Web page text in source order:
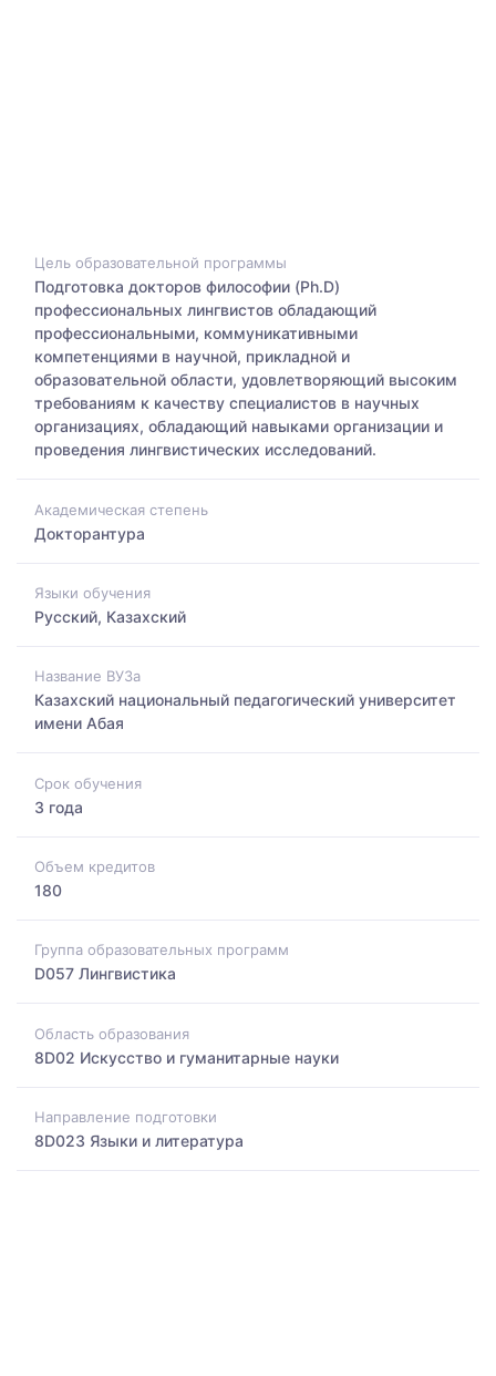
Цель образовательной программы
Подготовка докторов философии (Ph.D)
профессиональных лингвистов обладающий
профессиональными, коммуникативными
компетенциями в научной, прикладной и
образовательной области, удовлетворяющий высоким
требованиям к качеству специалистов в научных
организациях, обладающий навыками организации и
проведения лингвистических исследований.
Академическая степень
Докторантура
Языки обучения
Русский, Казахский
Название ВУЗа
Казахский национальный педагогический университет
имени Абая
Срок обучения
3 года
Объем кредитов
180
Группа образовательных программ
D057 Лингвистика
Область образования
8D02 Искусство и гуманитарные науки
Направление подготовки
8D023 Языки и литература